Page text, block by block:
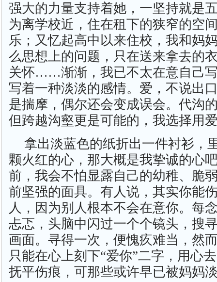
强大的力量支持着她，一坚持就是
为离学校近，住在租下的狭窄的空
乐；又忆起高中以来住校，我和妈
么思想上的问题，只在送来拿去的
关怀……渐渐，我已不太在意自己
写着一种淡淡的感情。爱，不说出
是揣摩，偶尔还会变成误会。代沟
但跨越沟壑更是可能的，我选择用
拿出淡蓝色的纸折出一件衬衫，
颗火红的心，那大概是我挚诚的心
前，我会不怕显露自己的幼稚、脆
前坚强的面具。有人说，其实你能
人，因为别人根本不会在意你。每
忐忑，头脑中闪过一个个镜头，搜
画面。寻得一次，便愧疚难当，然
只能在心上刻下“爱你”二字，用心
抚平伤痕，可那些或许早已被妈妈